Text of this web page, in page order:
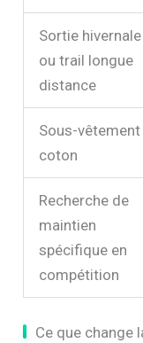
Sortie hivernale
ou trail longue
distance
Sous-vêtement
coton
Recherche de
maintien
spécifique en
compétition
Ce que change